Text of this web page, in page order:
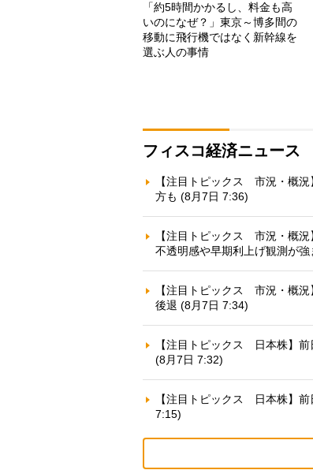
「約5時間かかるし、料金も高
いのになぜ？」東京～博多間の
移動に飛行機ではなく新幹線を
選ぶ人の事情
フィスコ経済ニュース
【注目トピックス 市況・概
方も (8月7日 7:36)
【注目トピックス 市況・概
不透明感や早期利上げ観測が
【注目トピックス 市況・概
後退 (8月7日 7:34)
【注目トピックス 日本株】
(8月7日 7:32)
【注目トピックス 日本株】
7:15)